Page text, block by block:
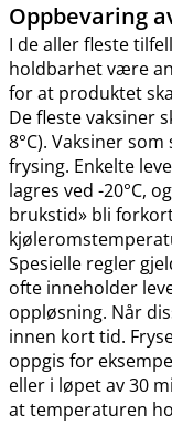
Oppbevaring
I de aller fleste
holdbarhet være
for at produktet
De fleste vaksiner
8°C). Vaksiner
frysing. Enkelte
lagres ved -20°C,
brukstid» bli
Spesielle regler
ofte inneholder
oppløsning. Når
innen kort tid.
oppgis for
eller i løpet av 30
at temperaturen